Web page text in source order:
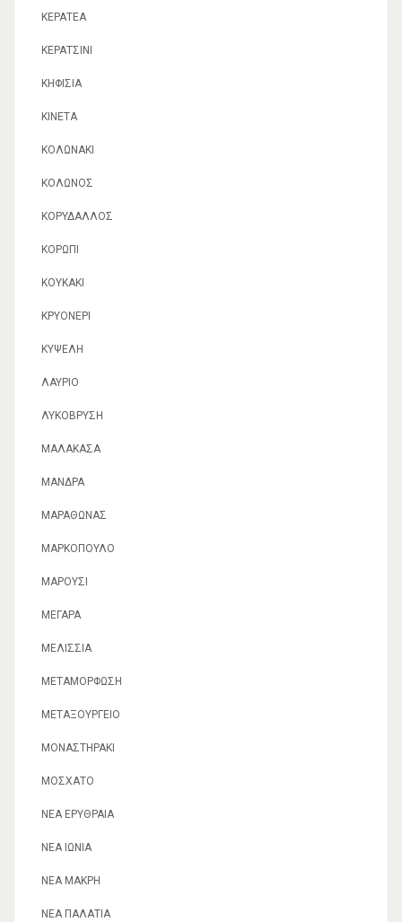
ΚΕΡΑΤΈΑ
ΚΕΡΑΤΣΊΝΙ
ΚΗΦΙΣΙΆ
ΚΙΝΈΤΑ
ΚΟΛΩΝΆΚΙ
ΚΟΛΩΝΌΣ
ΚΟΡΥΔΑΛΛΌΣ
ΚΟΡΩΠΊ
ΚΟΥΚΆΚΙ
ΚΡΥΟΝΈΡΙ
ΚΥΨΈΛΗ
ΛΑΎΡΙΟ
ΛΥΚΌΒΡΥΣΗ
ΜΑΛΑΚΆΣΑ
ΜΆΝΔΡΑ
ΜΑΡΑΘΏΝΑΣ
ΜΑΡΚΌΠΟΥΛΟ
ΜΑΡΟΎΣΙ
ΜΈΓΑΡΑ
ΜΕΛΊΣΣΙΑ
ΜΕΤΑΜΌΡΦΩΣΗ
ΜΕΤΑΞΟΥΡΓΕΊΟ
ΜΟΝΑΣΤΗΡΆΚΙ
ΜΟΣΧΆΤΟ
ΝΈΑ ΕΡΥΘΡΑΊΑ
ΝΈΑ ΙΩΝΊΑ
ΝΈΑ ΜΆΚΡΗ
ΝΈΑ ΠΑΛΆΤΙΑ